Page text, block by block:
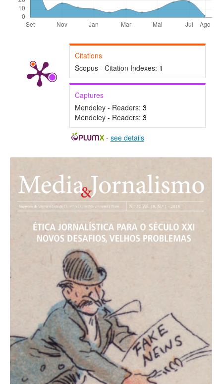
Citations
Scopus - Citation Indexes: 1
Captures
Mendeley - Readers: 3
Mendeley - Readers: 3
- see details